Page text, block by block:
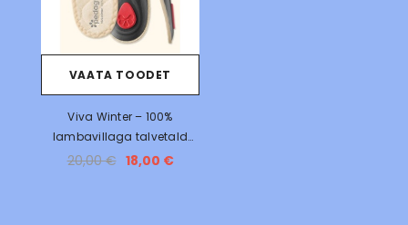
VAATA TOODET
Viva Winter – 100%
lambavillaga talvetald
mugavuseks ja soojuseks
20,00 € 18,00 €